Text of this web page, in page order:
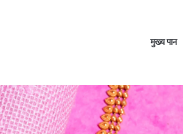
मुख्य पान